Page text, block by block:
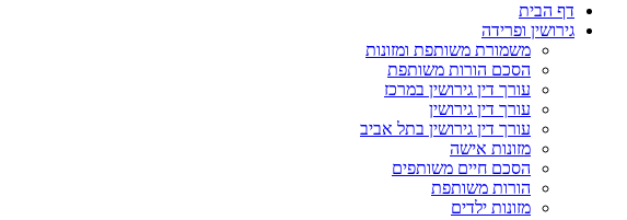
דף הבית
גירושין ופרידה
משמורת משותפת ומזונות
הסכם הורות משותפת
עורך דין גירושין במרכז
עורך דין גירושין
עורך דין גירושין בתל אביב
מזונות אישה
הסכם חיים משותפים
הורות משותפת
מזונות ילדים